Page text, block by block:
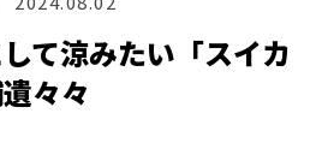
て涼みたい「スイカ
々々